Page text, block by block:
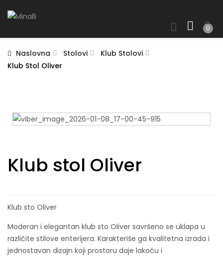
0
Naslovna Stolovi
Klub Stolovi
Klub Stol Oliver
Klub stol Oliver
Klub sto Oliver
Moderan i elegantan klub sto Oliver savršeno se uklapa u
različite stilove enterijera. Karakteriše ga kvalitetna izrada i
jednostavan dizajn koji prostoru daje lakoću i